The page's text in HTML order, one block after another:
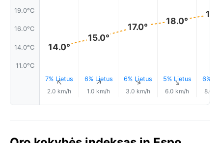
19.0°C
16.0°C
14.0°C
11.0°C
14.0°
7% Lietus
↑
2.0 km/h
15.0°
6% Lietus
↑
1.0 km/h
17.0°
6% Lietus
↑
3.0 km/h
18.0°
5% Lietus
↑
6.0 km/h
6%
8.0